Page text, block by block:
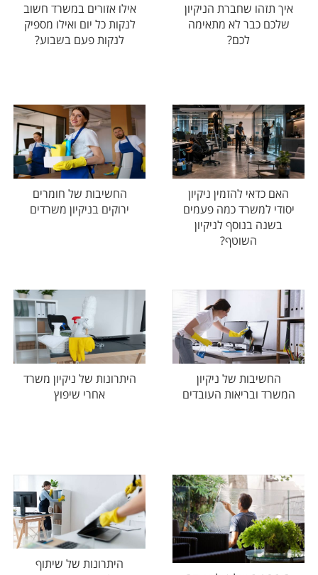
איך תזהו שחברת הניקיון
שלכם כבר לא מתאימה
לכם?
אילו אזורים במשרד חשוב
לנקות כל יום ואילו מספיק
לנקות פעם בשבוע?
האם כדאי להזמין ניקיון
יסודי למשרד כמה פעמים
בשנה בנוסף לניקיון
השוטף?
החשיבות של חומרים
ירוקים בניקיון משרדים
החשיבות של ניקיון
המשרד ובריאות העובדים
היתרונות של ניקיון משרד
אחרי שיפוץ
היתרונות של שיתוף